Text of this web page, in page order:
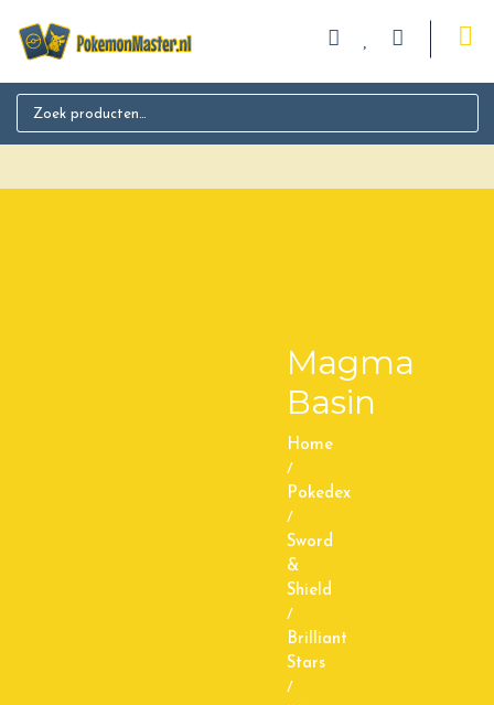
Search for:
Magma
Basin
Home
/
Pokedex
/
Sword
&
Shield
/
Brilliant
Stars
/